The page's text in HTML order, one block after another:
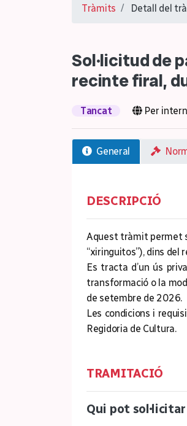
Tràmits Detall del
Sol·licitud de
recinte firal,
Tancat Per
General
DESCRIPCIÓ
Aquest tràmit permet
“xiringuitos”), dins
Es tracta d’un ús
transformació o la
de setembre de 2026.
Les condicions i
Regidoria de Cultura.
TRAMITACIÓ
Qui pot